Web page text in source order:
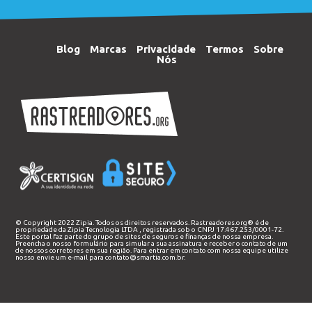
Blog Marcas Privacidade Termos
Sobre
Nós
© Copyright 2022 Zipia. Todos os direitos reservados. Rastreadores.org® é de
propriedade daZipia Tecnologia LTDA
, registrada sob o CNPJ 17.467.253/0001-72.
Este portal faz parte do grupo de sites de seguros e finanças de nossa empresa.
Preencha o nosso formulário para simular a sua assinatura e receber o contato de um
de nossos corretores em sua região. Para entrar em contato com nossa equipe utilize
nosso envie um e-mail paracontato@smartia.com.br.